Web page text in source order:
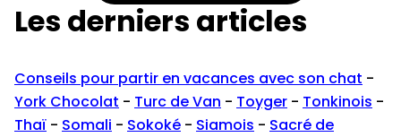
Les derniers articles
Conseils pour partir en vacances avec son chat -
York Chocolat - Turc de Van - Toyger - Tonkinois -
Thaï - Somali - Sokoké - Siamois - Sacré de